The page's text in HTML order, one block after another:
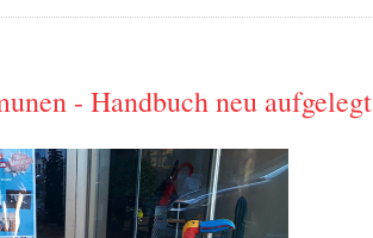
- Handbuch neu aufgelegt